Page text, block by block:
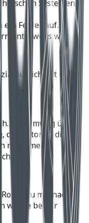
Systemen,
ein Fehler auf.
unterwegs war.
und
Der Umweg über
der Automat die
muss meine
zu mir nach
würde bei dir